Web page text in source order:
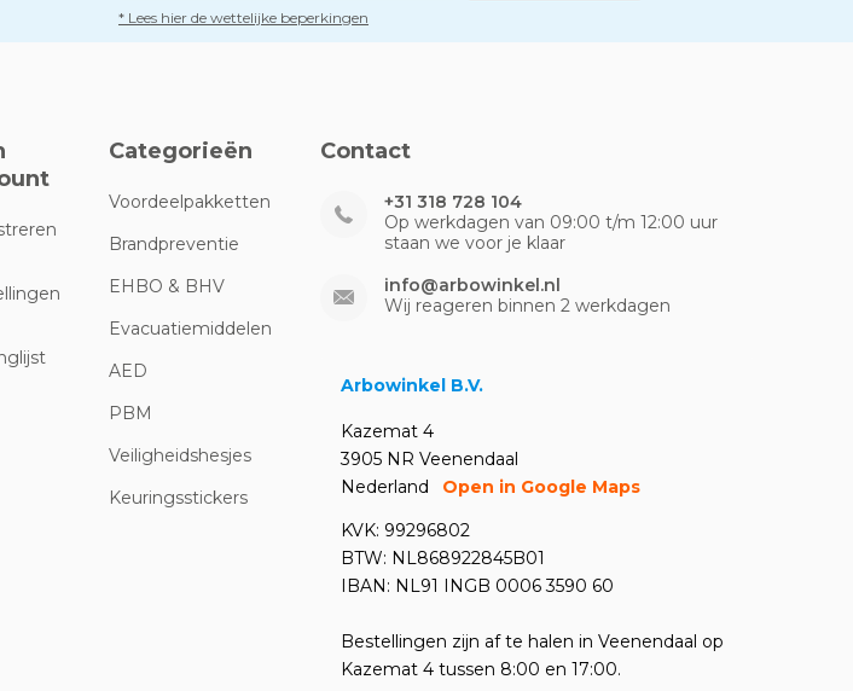
* Lees hier de wettelijke beperkingen
Categorieën
Voordeelpakketten
Brandpreventie
EHBO & BHV
Evacuatiemiddelen
AED
PBM
Veiligheidshesjes
Keuringsstickers
Contact
+31 318 728 104
Op werkdagen van 09:00 t/m 12:00 uur
staan we voor je klaar
info@arbowinkel.nl
Wij reageren binnen 2 werkdagen
Arbowinkel B.V.
Kazemat 4
3905 NR Veenendaal
Nederland
Open in Google Maps
KVK: 99296802
BTW: NL868922845B01
IBAN: NL91 INGB 0006 3590 60
Bestellingen zijn af te halen in Veenendaal op
Kazemat 4 tussen 8:00 en 17:00.